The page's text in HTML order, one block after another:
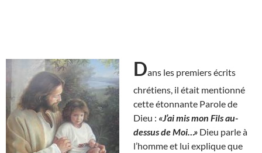
Dans les premiers écrits
chrétiens, il était mentionné
cette étonnante Parole de
Dieu : «J’ai mis mon Fils au-
dessus de Moi…» Dieu parle à
l’homme et lui explique que